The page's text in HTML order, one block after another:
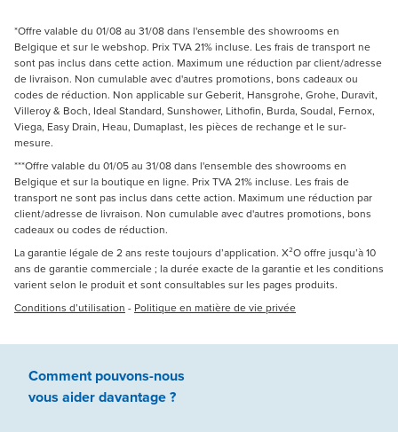
*Offre valable du 01/08 au 31/08 dans l'ensemble des showrooms en
Belgique et sur le webshop. Prix TVA 21% incluse. Les frais de transport ne
sont pas inclus dans cette action. Maximum une réduction par client/adresse
de livraison. Non cumulable avec d'autres promotions, bons cadeaux ou
codes de réduction. Non applicable sur Geberit, Hansgrohe, Grohe, Duravit,
Villeroy & Boch, Ideal Standard, Sunshower, Lithofin, Burda, Soudal, Fernox,
Viega, Easy Drain, Heau, Dumaplast, les pièces de rechange et le sur-
mesure.
***Offre valable du 01/05 au 31/08 dans l'ensemble des showrooms en
Belgique et sur la boutique en ligne. Prix TVA 21% incluse. Les frais de
transport ne sont pas inclus dans cette action. Maximum une réduction par
client/adresse de livraison. Non cumulable avec d'autres promotions, bons
cadeaux ou codes de réduction.
La garantie légale de 2 ans reste toujours d’application. X²O offre jusqu’à 10
ans de garantie commerciale ; la durée exacte de la garantie et les conditions
varient selon le produit et sont consultables sur les pages produits.
Conditions d’utilisation - Politique en matière de vie privée
Comment pouvons-nous
vous aiderdavantage ?